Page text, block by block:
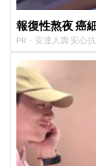
報復性熬夜 癌
PR・安達人壽 安心